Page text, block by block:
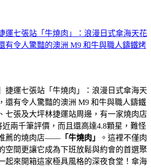
運七張站「牛燒肉」：浪漫日式傘海天花
有令人驚豔的澳洲 M9 和牛與職人鑄鐵烤
捷運七張站「牛燒肉」：浪漫日式傘海天
還有令人驚豔的澳洲 M9 和牛與職人鑄鐵
七張及大坪林捷運站周邊，有一家燒肉店
近兩千筆評價，而且還高達4.8顆星，難怪
薦的燒肉店—— 「牛燒肉」
。這裡不僅肉
空間更讓它成為下班放鬆與約會的首選聚
起來開箱這家極具風格的深夜食堂！傘海